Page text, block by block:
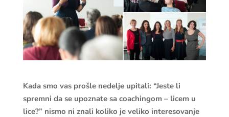
Kada smo vas prošle nedelje upitali: “Jeste li
spremni da se upoznate sa coachingom – licem u
lice?” nismo ni znali koliko je veliko interesovanje